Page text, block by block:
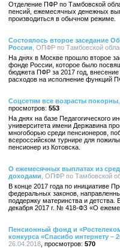
Отделение ПФР по Тамбовской
пенсий, ежемесячных денежных
производиться в обычном режиме.
Состоялось второе заседание
России , ОПФР по Тамбовской
На днях в Москве прошло второе
фонде России, которое было
бюджета ПФР за 2017 год,
расходов на исполнение функций
Соцсетям все возрасты покорны
553
На днях на базе Педагогического
университета имени Державина
многоборью среди пенсионеров,
всероссийском турнире для
пенсионер из Котовска.
О ежемесячных выплатах из
доходами , ОПФР по Тамбовской
В конце 2017 года по инициативе
федеральных законов,
поддержку материнства и детства.
декабря 2017 г. № 418-ФЗ «О
Пенсионный фонд и
конкурса «Спасибо интернету –
26.04.2018
570